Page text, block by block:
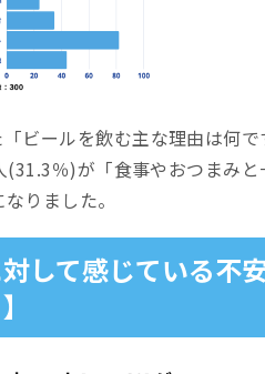
ビールを飲む主な理由は何で
％)が「食事やおつまみと
りました。
して感じている不